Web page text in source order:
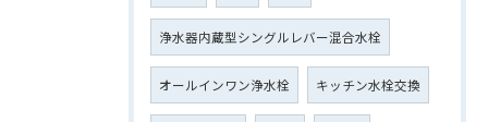
浄水器内蔵型シングルレバー混合水栓
オールインワン浄水栓 キッチン水栓交換